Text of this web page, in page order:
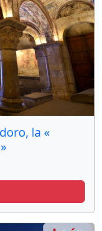
la «